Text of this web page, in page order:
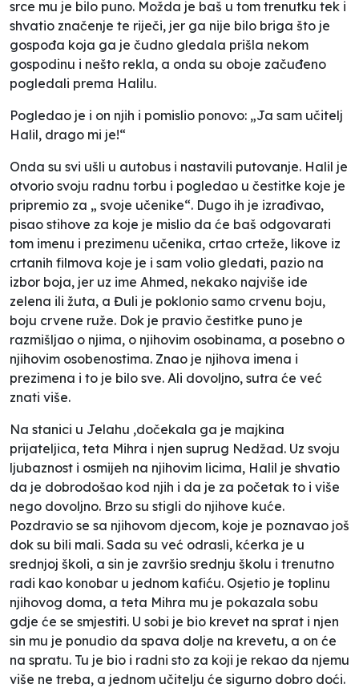
srce mu je bilo puno. Možda je baš u tom trenutku tek i
shvatio značenje te riječi, jer ga nije bilo briga što je
gospođa koja ga je čudno gledala prišla nekom
gospodinu i nešto rekla, a onda su oboje začuđeno
pogledali prema Halilu.
Pogledao je i on njih i pomislio ponovo: „Ja sam učitelj
Halil, drago mi je!“
Onda su svi ušli u autobus i nastavili putovanje. Halil je
otvorio svoju radnu torbu i pogledao u čestitke koje je
pripremio za „ svoje učenike“. Dugo ih je izrađivao,
pisao stihove za koje je mislio da će baš odgovarati
tom imenu i prezimenu učenika, crtao crteže, likove iz
crtanih filmova koje je i sam volio gledati, pazio na
izbor boja, jer uz ime Ahmed, nekako najviše ide
zelena ili žuta, a Đuli je poklonio samo crvenu boju,
boju crvene ruže. Dok je pravio čestitke puno je
razmišljao o njima, o njihovim osobinama, a posebno o
njihovim osobenostima. Znao je njihova imena i
prezimena i to je bilo sve. Ali dovoljno, sutra će već
znati više.
Na stanici u Jelahu ,dočekala ga je majkina
prijateljica, teta Mihra i njen suprug Nedžad. Uz svoju
ljubaznost i osmijeh na njihovim licima, Halil je shvatio
da je dobrodošao kod njih i da je za početak to i više
nego dovoljno. Brzo su stigli do njihove kuće.
Pozdravio se sa njihovom djecom, koje je poznavao još
dok su bili mali. Sada su već odrasli, kćerka je u
srednjoj školi, a sin je završio srednju školu i trenutno
radi kao konobar u jednom kafiću. Osjetio je toplinu
njihovog doma, a teta Mihra mu je pokazala sobu
gdje će se smjestiti. U sobi je bio krevet na sprat i njen
sin mu je ponudio da spava dolje na krevetu, a on će
na spratu. Tu je bio i radni sto za koji je rekao da njemu
više ne treba, a jednom učitelju će sigurno dobro doći.